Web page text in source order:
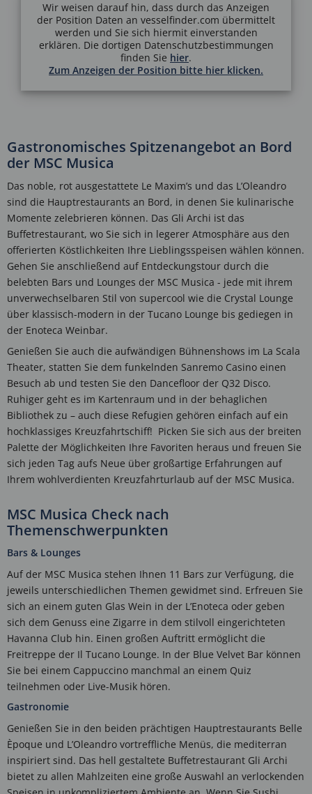
Wir weisen darauf hin, dass durch das Anzeigen
der Position Daten an vesselfinder.com übermittelt
werden und Sie sich hiermit einverstanden
erklären. Die dortigen Datenschutzbestimmungen
finden Sie hier.
Zum Anzeigen der Position bitte hier klicken.
Gastronomisches Spitzenangebot an Bord
der MSC Musica
Das noble, rot ausgestattete Le Maxim’s und das L’Oleandro
sind die Hauptrestaurants an Bord, in denen Sie kulinarische
Momente zelebrieren können. Das Gli Archi ist das
Buffetrestaurant, wo Sie sich in legerer Atmosphäre aus den
offerierten Köstlichkeiten Ihre Lieblingsspeisen wählen können.
Gehen Sie anschließend auf Entdeckungstour durch die
belebten Bars und Lounges der MSC Musica - jede mit ihrem
unverwechselbaren Stil von supercool wie die Crystal Lounge
über klassisch-modern in der Tucano Lounge bis gediegen in
der Enoteca Weinbar.
Genießen Sie auch die aufwändigen Bühnenshows im La Scala
Theater, statten Sie dem funkelnden Sanremo Casino einen
Besuch ab und testen Sie den Dancefloor der Q32 Disco.
Ruhiger geht es im Kartenraum und in der behaglichen
Bibliothek zu – auch diese Refugien gehören einfach auf ein
hochklassiges Kreuzfahrtschiff! Picken Sie sich aus der breiten
Palette der Möglichkeiten Ihre Favoriten heraus und freuen Sie
sich jeden Tag aufs Neue über großartige Erfahrungen auf
Ihrem wohlverdienten Kreuzfahrturlaub auf der MSC Musica.
MSC Musica Check nach
Themenschwerpunkten
Bars & Lounges
Auf der MSC Musica stehen Ihnen 11 Bars zur Verfügung, die
jeweils unterschiedlichen Themen gewidmet sind. Erfreuen Sie
sich an einem guten Glas Wein in der L’Enoteca oder geben
sich dem Genuss eine Zigarre in dem stilvoll eingerichteten
Havanna Club hin. Einen großen Auftritt ermöglicht die
Freitreppe der Il Tucano Lounge. In der Blue Velvet Bar können
Sie bei einem Cappuccino manchmal an einem Quiz
teilnehmen oder Live-Musik hören.
Gastronomie
Genießen Sie in den beiden prächtigen Hauptrestaurants Belle
Èpoque und L’Oleandro vortreffliche Menüs, die mediterran
inspiriert sind. Das hell gestaltete Buffetrestaurant Gli Archi
bietet zu allen Mahlzeiten eine große Auswahl an verlockenden